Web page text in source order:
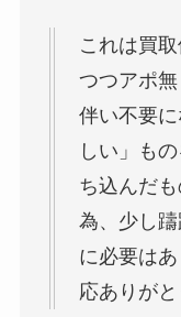
これは買
つつアポ
伴い不要
しい」も
ち込んだ
為、少し
に必要は
応ありがと